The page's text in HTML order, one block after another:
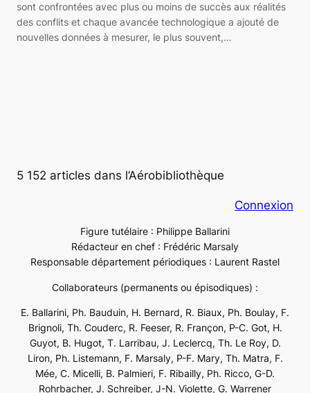
sont confrontées avec plus ou moins de succès aux réalités
des conflits et chaque avancée technologique a ajouté de
nouvelles données à mesurer, le plus souvent,…
5 152 articles dans l’Aérobibliothèque
Connexion
Figure tutélaire : Philippe Ballarini
Rédacteur en chef : Frédéric Marsaly
Responsable département périodiques : Laurent Rastel
Collaborateurs (permanents ou épisodiques) :
E. Ballarini, Ph. Bauduin, H. Bernard, R. Biaux, Ph. Boulay, F.
Brignoli, Th. Couderc, R. Feeser, R. Françon, P-C. Got, H.
Guyot, B. Hugot, T. Larribau, J. Leclercq, Th. Le Roy, D.
Liron, Ph. Listemann, F. Marsaly, P-F. Mary, Th. Matra, F.
Mée, C. Micelli, B. Palmieri, F. Ribailly, Ph. Ricco, G-D.
Rohrbacher, J. Schreiber, J-N. Violette, G. Warrener